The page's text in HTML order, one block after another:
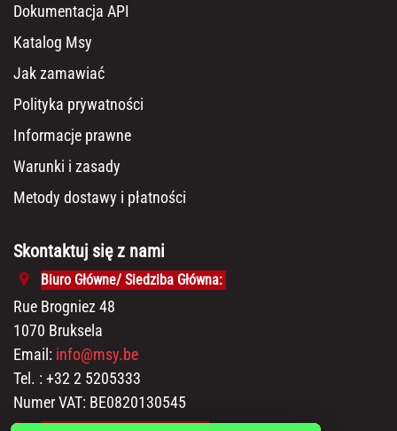
Dokumentacja API
Katalog Msy
Jak zamawiać
Polityka prywatności
Informacje prawne
Warunki i zasady
Metody dostawy i płatności
Skontaktuj się z nami
Biuro Główne/ Siedziba Główna:
Rue Brogniez 48
1070 Bruksela
Email: info@msy.be
Tel. : +32 2 5205333
Numer VAT: BE0820130545